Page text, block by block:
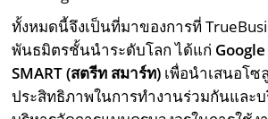
ทั้งหมดนี้จึงเป็นที่มาของการที่
พันธมิตรชั้นนำระดับโลก ได้แก่ Google
SMART (สตรีท สมาร์ท) เพื่อนำเสนอโ
ประสิทธิภาพในการทำงานร่วมกันและ